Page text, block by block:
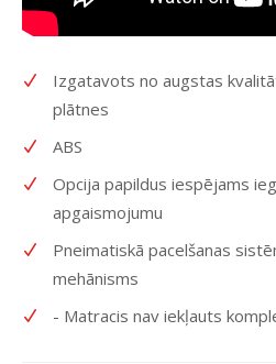
Izgatavots no augstas
plātnes
ABS
Opcija papildus iespējams
apgaismojumu
Pneimatiskā pacelšanas
mehānisms
- Matracis nav iekļauts